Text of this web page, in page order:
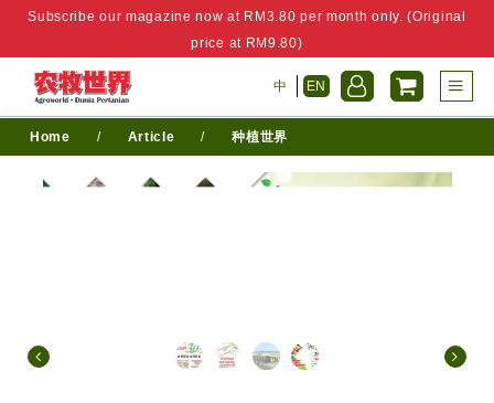
Subscribe our magazine now at RM3.80 per month only. (Original
price at RM9.80)
中 EN
Home / Article / 种植世界